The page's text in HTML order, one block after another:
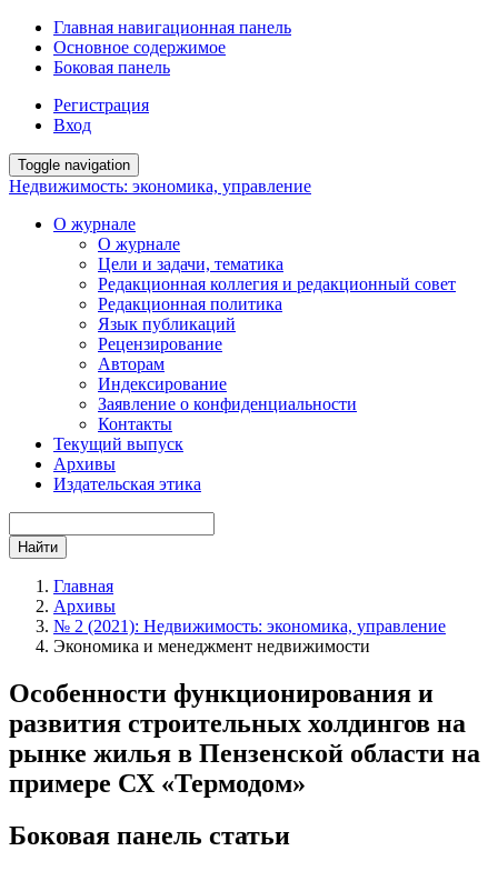
Главная навигационная панель
Основное содержимое
Боковая панель
Регистрация
Вход
Toggle navigation
Недвижимость: экономика, управление
О журнале
О журнале
Цели и задачи, тематика
Редакционная коллегия и редакционный совет
Редакционная политика
Язык публикаций
Рецензирование
Авторам
Индексирование
Заявление о конфиденциальности
Контакты
Текущий выпуск
Архивы
Издательская этика
Найти
Главная
Архивы
№ 2 (2021): Недвижимость: экономика, управление
Экономика и менеджмент недвижимости
Особенности функционирования и
развития строительных холдингов на
рынке жилья в Пензенской области на
примере СХ «Термодом»
Боковая панель статьи